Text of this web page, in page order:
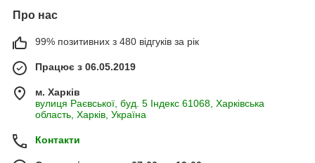
Про нас
99% позитивних з 480 відгуків за рік
Працює з 06.05.2019
м. Харків
вулиця Раєвської, буд. 5 Індекс 61068, Харківська
область, Харків, Україна
Контакти